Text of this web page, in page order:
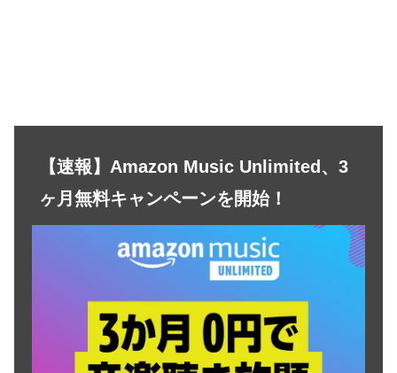
【速報】Amazon Music Unlimited、3
ヶ月無料キャンペーンを開始！